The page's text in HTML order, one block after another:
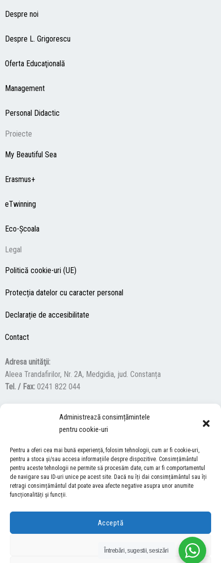
Administrează consimțămintele
pentru cookie-uri
Pentru a oferi cea mai bună experiență, folosim tehnologii, cum ar fi cookie-uri,
pentru a stoca și/sau accesa informațiile despre dispozitive. Consimțământul
pentru aceste tehnologii ne permite să procesăm date, cum ar fi comportamentul
de navigare sau ID-uri unice pe acest site. Dacă nu îți dai consimțământul sau îți
retragi consimțământul dat poate avea afecte negative asupra unor anumite
funcționalități și funcții.
Acceptă
Refuză
Despre noi
Despre L. Grigorescu
Oferta Educaţională
Management
Personal Didactic
Proiecte
My Beautiful Sea
Erasmus+
eTwinning
Eco-Şcoala
Legal
Politică cookie-uri (UE)
Protecția datelor cu caracter personal
Declarație de accesibilitate
Contact
Adresa unităţii:
Aleea Trandafirilor, Nr. 2A, Medgidia, jud. Constanța
Tel. / Fax: 0241 822 044
F
a
c
e
b
o
k
Y
u
t
u
b
I
s
t
a
g
a
ACCES NEVĂZĂTORI
Descărcați programul NonVisual Desktop Acces, care oferă
persoanelor cu dizabilități vizuale posibilitatea de a consulta site-ul
COPYRIGHT © 2026 ŞCOALA GIMNAZIALĂ “LUCIAN GRIGORESCU” MEDGIDIA
Întrebări, sugestii, sesizări